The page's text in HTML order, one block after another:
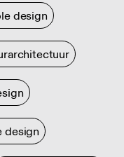
design
design